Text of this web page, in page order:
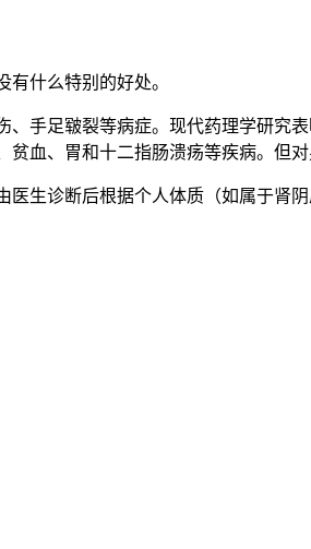
什么特别的好处。
手足皲裂等病症。现代药理学研究
血、胃和十二指肠溃疡等疾病。但对
生诊断后根据个人体质（如属于肾